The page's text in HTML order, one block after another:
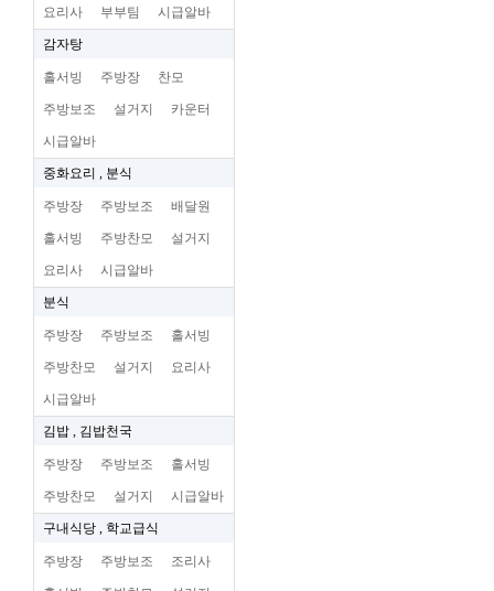
요리사 부부팀 시급알바
감자탕
홀서빙 주방장 찬모
주방보조 설거지 카운터
시급알바
중화요리 , 분식
주방장 주방보조 배달원
홀서빙 주방찬모 설거지
요리사 시급알바
분식
주방장 주방보조 홀서빙
주방찬모 설거지 요리사
시급알바
김밥 , 김밥천국
주방장 주방보조 홀서빙
주방찬모 설거지 시급알바
구내식당 , 학교급식
주방장 주방보조 조리사